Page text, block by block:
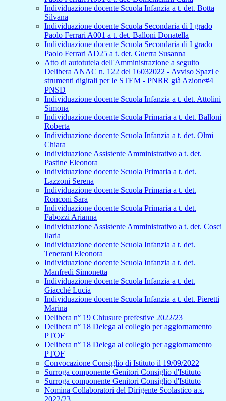
Individuazione docente Scuola Infanzia a t. det. Botta
Silvana
Individuazione docente Scuola Secondaria di I grado
Paolo Ferrari A001 a t. det. Balloni Donatella
Individuazione docente Scuola Secondaria di I grado
Paolo Ferrari AD25 a t. det. Guerra Susanna
Atto di autotutela dell'Amministrazione a seguito
Delibera ANAC n. 122 del 16032022 - Avviso Spazi e
strumenti digitali per le STEM - PNRR già Azione#4
PNSD
Individuazione docente Scuola Infanzia a t. det. Attolini
Simona
Individuazione docente Scuola Primaria a t. det. Balloni
Roberta
Individuazione docente Scuola Infanzia a t. det. Olmi
Chiara
Individuazione Assistente Amministrativo a t. det.
Pastine Eleonora
Individuazione docente Scuola Primaria a t. det.
Lazzoni Serena
Individuazione docente Scuola Primaria a t. det.
Ronconi Sara
Individuazione docente Scuola Primaria a t. det.
Fabozzi Arianna
Individuazione Assistente Amministrativo a t. det. Cosci
Ilaria
Individuazione docente Scuola Infanzia a t. det.
Tenerani Eleonora
Individuazione docente Scuola Infanzia a t. det.
Manfredi Simonetta
Individuazione docente Scuola Infanzia a t. det.
Giacché Lucia
Individuazione docente Scuola Infanzia a t. det. Pieretti
Marina
Delibera n° 19 Chiusure prefestive 2022/23
Delibera n° 18 Delega al collegio per aggiornamento
PTOF
Delibera n° 18 Delega al collegio per aggiornamento
PTOF
Convocazione Consiglio di Istituto il 19/09/2022
Surroga componente Genitori Consiglio d'Istituto
Surroga componente Genitori Consiglio d'Istituto
Nomina Collaboratori del Dirigente Scolastico a.s.